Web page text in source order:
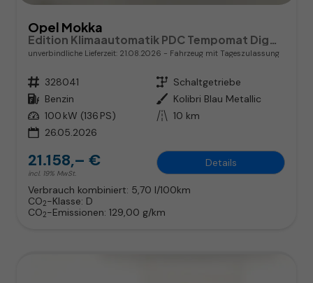
Opel Mokka
unverbindliche Lieferzeit: 21.08.2026 Fahrzeug mit Tageszulassung
Fahrzeugnr. 328041 Getriebe Schaltgetriebe
Kraftstoff Benzin Außenfarbe Kolibri Blau Metallic
Leistung 100 kW (136 PS) Kilometerstand 10 km
26.05.2026
21.158,– €
incl. 19% MwSt.
Details
Verbrauch kombiniert: 5,70 l/100km
CO2-Klasse: D
CO2-Emissionen: 129,00 g/km